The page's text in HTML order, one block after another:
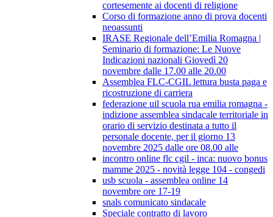
cortesemente ai docenti di religione
Corso di formazione anno di prova docenti
neoassunti
IRASE Regionale dell’Emilia Romagna |
Seminario di formazione: Le Nuove
Indicazioni nazionali Giovedì 20
novembre dalle 17.00 alle 20.00
Assemblea FLC-CGIL lettura busta paga e
ricostruzione di carriera
federazione uil scuola rua emilia romagna -
indizione assemblea sindacale territoriale in
orario di servizio destinata a tutto il
personale docente, per il giorno 13
novembre 2025 dalle ore 08.00 alle
incontro online flc cgil - inca: nuovo bonus
mamme 2025 - novità legge 104 - congedi
usb scuola - assemblea online 14
novembre ore 17-19
snals comunicato sindacale
Speciale contratto di lavoro